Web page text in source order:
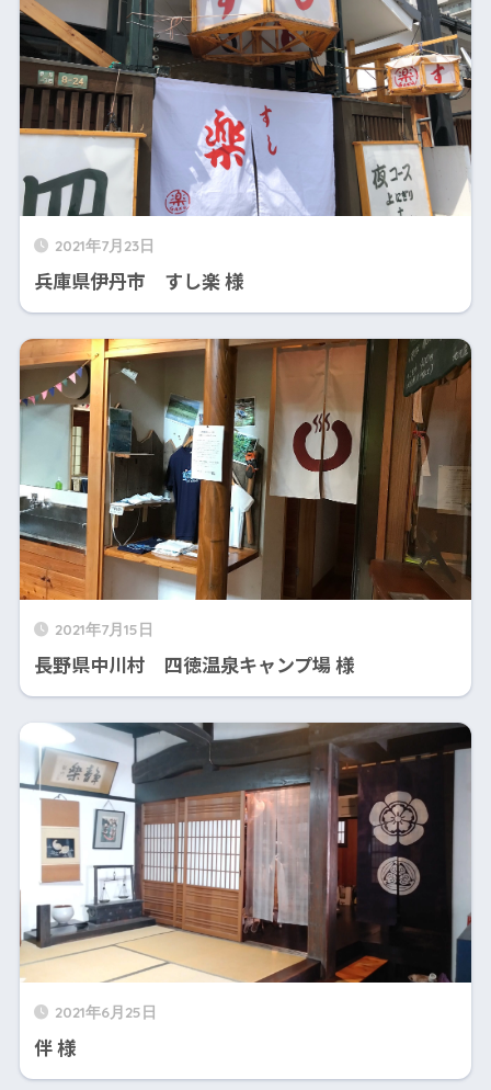
2021年7月23日
兵庫県伊丹市 すし楽 様
2021年7月15日
長野県中川村 四徳温泉キャンプ場 様
2021年6月25日
伴 様